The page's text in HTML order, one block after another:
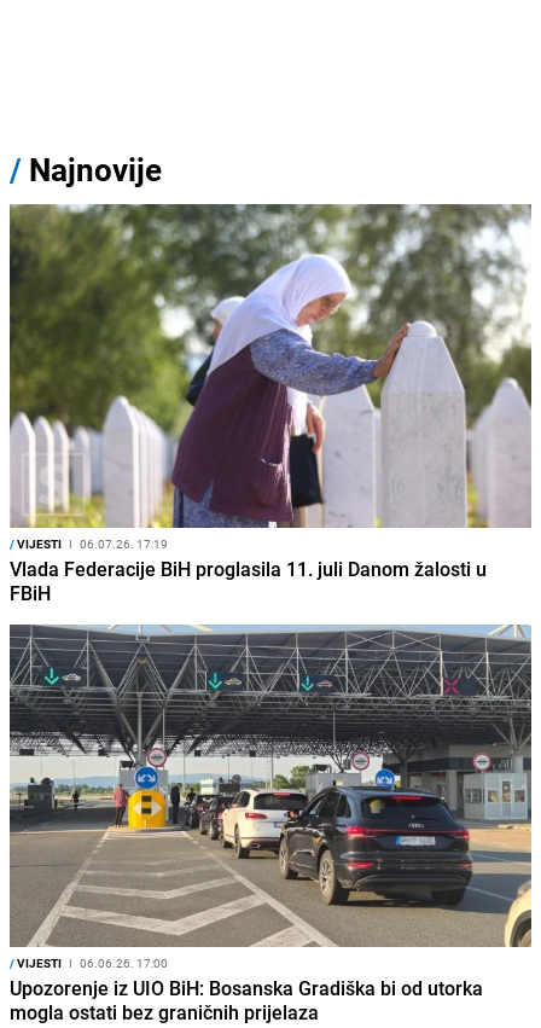
/ Najnovije
/VIJESTI I 06.07.26. 17:19
Vlada Federacije BiH proglasila 11. juli Danom žalosti u
FBiH
/VIJESTI I 06.06.26. 17:00
Upozorenje iz UIO BiH: Bosanska Gradiška bi od utorka
mogla ostati bez graničnih prijelaza